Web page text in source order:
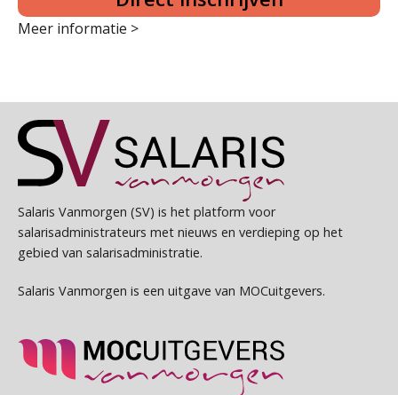
Meer informatie >
Salaris Vanmorgen (SV) is het platform voor
salarisadministrateurs met nieuws en verdieping op het
gebied van salarisadministratie.
Salaris Vanmorgen is een uitgave van MOCuitgevers.